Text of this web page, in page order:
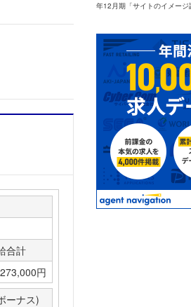
合計
273,000円
ーナス)
年12月期「サイトのイメージ